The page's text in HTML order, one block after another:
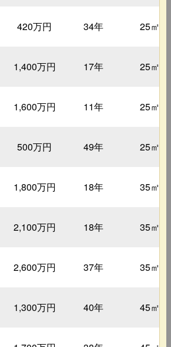
420万円 34年 25㎡
1,400万円 17年 25㎡
1,600万円 11年 25㎡
500万円 49年 25㎡
1,800万円 18年 35㎡
2,100万円 18年 35㎡
2,600万円 37年 35㎡
1,300万円 40年 45㎡